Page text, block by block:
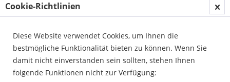
Informationen
Cookie-Richtlinien
Diese Website verwendet Cookies, um Ihnen die
bestmögliche Funktionalität bieten zu können. Wenn Sie
damit nicht einverstanden sein sollten, stehen Ihnen
folgende Funktionen nicht zur Verfügung: